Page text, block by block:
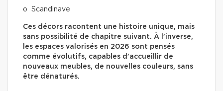
o Scandinave
Ces décors racontent une histoire unique, mais
sans possibilité de chapitre suivant. À l’inverse,
les espaces valorisés en 2026 sont pensés
comme évolutifs, capables d’accueillir de
nouveaux meubles, de nouvelles couleurs, sans
être dénaturés.